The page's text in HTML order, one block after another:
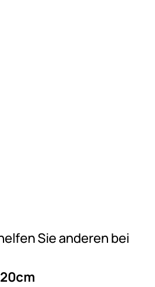
Sie anderen bei